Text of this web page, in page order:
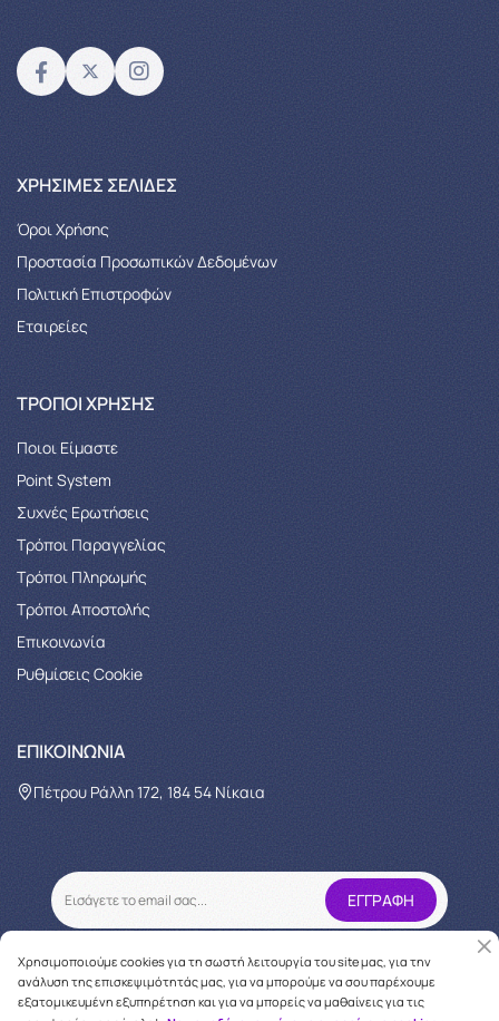
XΡΉΣΙΜΕΣ ΣΕΛΊΔΕΣ
Όροι Χρήσης
Προστασία Προσωπικών Δεδομένων
Πολιτική Επιστροφών
Εταιρείες
ΤΡΌΠΟΙ ΧΡΉΣΗΣ
Ποιοι Είμαστε
Point System
Συχνές Ερωτήσεις
Τρόποι Παραγγελίας
Tρόποι Πληρωμής
Τρόποι Αποστολής
Επικοινωνία
Ρυθμίσεις Cookie
ΕΠΙΚΟΙΝΩΝΊΑ
Πέτρου Ράλλη 172, 184 54 Νίκαια
Χρησιμοποιούμε cookies για τη σωστή λειτουργία του site μας, για την
ανάλυση της επισκεψιμότητάς μας, για να μπορούμε να σου παρέχουμε
εξατομικευμένη εξυπηρέτηση και για να μπορείς να μαθαίνεις για τις